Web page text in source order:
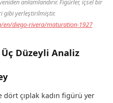
anlamlandırır. Figürler, içsel bir
gibi yerleştirilmiştir.
diego-rivera/maturation-1927
Üç Düzeyli Analiz
dört çıplak kadın figürü yer